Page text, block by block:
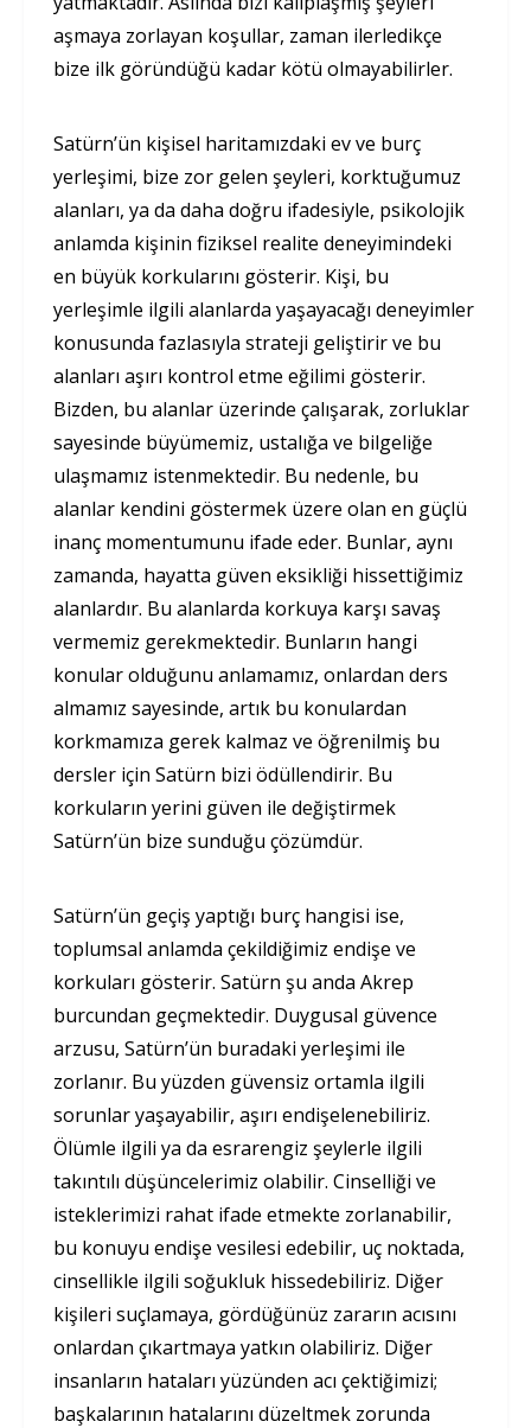
aşmaya zorlayan koşullar, zaman ilerledikçe
bize ilk göründüğü kadar kötü olmayabilirler.
Satürn’ün kişisel haritamızdaki ev ve burç
yerleşimi, bize zor gelen şeyleri, korktuğumuz
alanları, ya da daha doğru ifadesiyle, psikolojik
anlamda kişinin fiziksel realite deneyimindeki
en büyük korkularını gösterir. Kişi, bu
yerleşimle ilgili alanlarda yaşayacağı deneyimler
konusunda fazlasıyla strateji geliştirir ve bu
alanları aşırı kontrol etme eğilimi gösterir.
Bizden, bu alanlar üzerinde çalışarak, zorluklar
sayesinde büyümemiz, ustalığa ve bilgeliğe
ulaşmamız istenmektedir. Bu nedenle, bu
alanlar kendini göstermek üzere olan en güçlü
inanç momentumunu ifade eder. Bunlar, aynı
zamanda, hayatta güven eksikliği hissettiğimiz
alanlardır. Bu alanlarda korkuya karşı savaş
vermemiz gerekmektedir. Bunların hangi
konular olduğunu anlamamız, onlardan ders
almamız sayesinde, artık bu konulardan
korkmamıza gerek kalmaz ve öğrenilmiş bu
dersler için Satürn bizi ödüllendirir. Bu
korkuların yerini güven ile değiştirmek
Satürn’ün bize sunduğu çözümdür.
Satürn’ün geçiş yaptığı burç hangisi ise,
toplumsal anlamda çekildiğimiz endişe ve
korkuları gösterir. Satürn şu anda Akrep
burcundan geçmektedir. Duygusal güvence
arzusu, Satürn’ün buradaki yerleşimi ile
zorlanır. Bu yüzden güvensiz ortamla ilgili
sorunlar yaşayabilir, aşırı endişelenebiliriz.
Ölümle ilgili ya da esrarengiz şeylerle ilgili
takıntılı düşüncelerimiz olabilir. Cinselliği ve
isteklerimizi rahat ifade etmekte zorlanabilir,
bu konuyu endişe vesilesi edebilir, uç noktada,
cinsellikle ilgili soğukluk hissedebiliriz. Diğer
kişileri suçlamaya, gördüğünüz zararın acısını
onlardan çıkartmaya yatkın olabiliriz. Diğer
insanların hataları yüzünden acı çektiğimizi;
başkalarının hatalarını düzeltmek zorunda